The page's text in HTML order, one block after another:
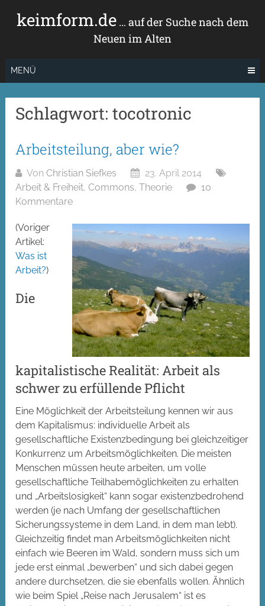
Inhaltkeimform.de… auf der Suche nach dem
Neuen im Alten
MENÜ
Schlagwort:tocotronic
Arbeitsteilung, aber wie?
VonChristian Siefkes
23. April 2014
Arbeit & Freiheit,Commons,Theorie
10
Kommentare
(Voriger
Artikel:
Was ist
Arbeit?)
Die
kapitalistische Realität: Arbeit als
schwer zu erfüllende Pflicht
Eine Möglichkeit der Arbeitsteilung kennen wir aus
dem Kapitalismus: individuelle Arbeit als
gesellschaftliche Existenzbedingung bei gleichzeitiger
Konkurrenz um Arbeitsmöglichkeiten. Die meisten
Menschen müssen heute arbeiten, um volle
gesellschaftliche Teilhabemöglichkeiten zu erhalten
und „Arbeitslosigkeit“ kann sogar existenzbedrohend
werden (je nach Umfang der gesellschaftlichen
Sicherungssysteme in dem Land, in dem man lebt).
Gleichzeitig findet man Arbeitsmöglichkeiten nicht
einfach wie Beeren im Wald, sondern muss sich um
jede erst einmal „bewerben“ und sich dabei gegen
andere durchsetzen, die sie ebenfalls wollen. Ähnlich
wie beim Spiel „Reise nach Jerusalem“ ist es